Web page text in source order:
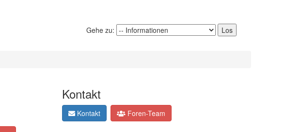
Gehe zu:
Kontakt
Kontakt Foren-Team